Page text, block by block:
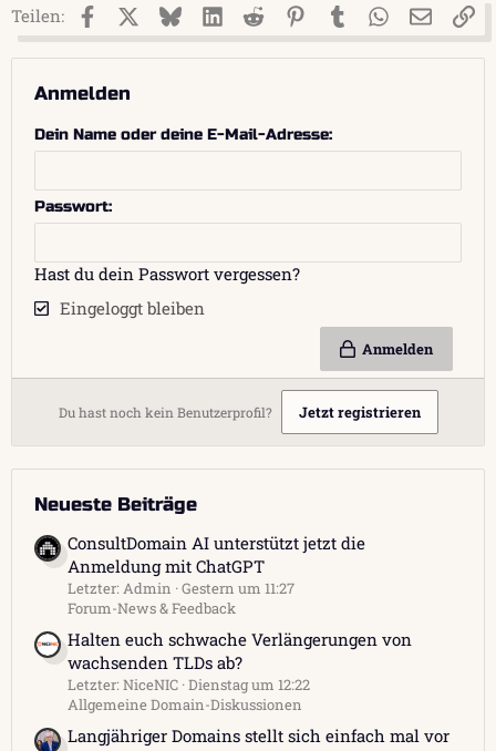
Teilen: FacebookX (Twitter)
BlueskyLinkedIn
Reddit PinterestTumblr WhatsApp
E-Mail
Anmelden
Dein Name oder deine E-Mail-Adresse
Passwort
Hast du dein Passwort vergessen?
Eingeloggt bleiben
Anmelden
Du hast noch kein Benutzerprofil? Jetzt registrieren
Neueste Beiträge
ConsultDomain AI unterstützt jetzt die
Anmeldung mit ChatGPT
Letzter: Admin Gestern um 11:27
Forum-News & Feedback
Halten euch schwache Verlängerungen von
wachsenden TLDs ab?
Letzter: NiceNIC Dienstag um 12:22
Allgemeine Domain-Diskussionen
Langjähriger Domains stellt sich einfach mal vor